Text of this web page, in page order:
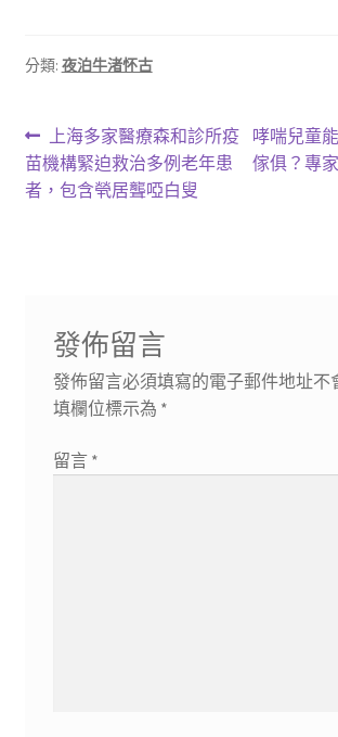
分類: 夜泊牛渚怀古
文
章
上
一
篇
上海多家醫療森和診所疫
苗機構緊迫救治多例老年患
者，包含煢居聾啞白叟
下
一
哮喘兒童
傢俱？專
發佈留言
發佈留言必須填寫的電子郵件地址不
填欄位標示為 *
留言 *